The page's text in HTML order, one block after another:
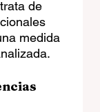
de
medida